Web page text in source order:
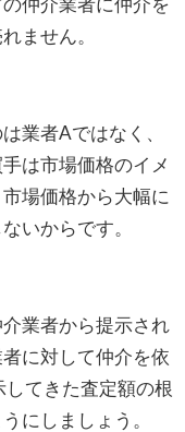
ません。
業者Aではなく、
は市場価格のイメ
場価格から大幅に
いからです。
業者から提示され
に対して仲介を依
てきた査定額の根
にしましょう。